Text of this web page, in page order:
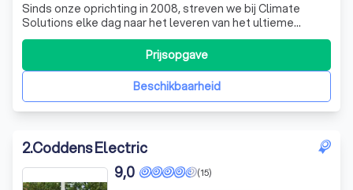
Sinds onze oprichting in 2008, streven we bij Climate
Solutions elke dag naar het leveren van het ultieme
comfort in airconditioning, verwarming en ventilatie. We
werken met topmerken en maken gebruik van de nieuwste
technologieën en software om efficiëntie in elk proces te
bereiken. Bij Climate SBeschikbaarheid
Prijsopgave
2.Coddens Electric
(15)
9,0